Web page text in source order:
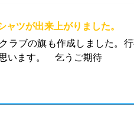
ャツが出来上がりました。
ラブの旗も作成しました。
います。 乞うご期待